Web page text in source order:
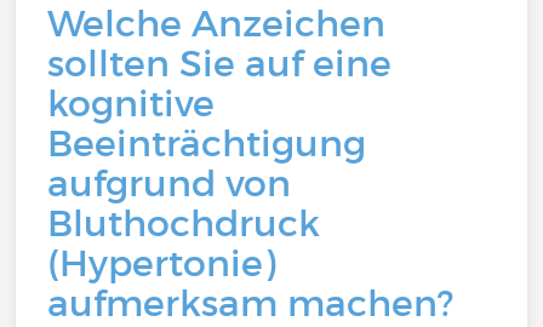
Welche Anzeichen
sollten Sie auf eine
kognitive
Beeinträchtigung
aufgrund von
Bluthochdruck
(Hypertonie)
aufmerksam machen?